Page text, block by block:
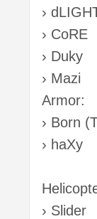
›
› CoRE
› Duky
› Mazi
Armor:
› Born
› haXy
› Slider